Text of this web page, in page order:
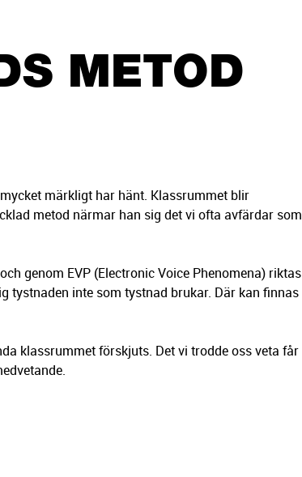
METOD
märkligt har hänt. Klassrummet blir
metod närmar han sig det vi ofta avfärdar som
genom EVP (Electronic Voice Phenomena) riktas
tystnaden inte som tystnad brukar. Där kan finnas
klassrummet förskjuts. Det vi trodde oss veta får